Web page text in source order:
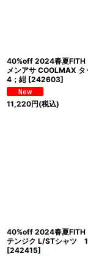
40%off 2024春夏
メンアサ COOLMAX
4；紺 [242603]
11,220円(税込)
40%off 2024春夏
テンジク L/STシャツ
[242415]